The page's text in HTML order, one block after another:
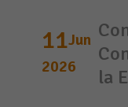
11Jun
2026
la